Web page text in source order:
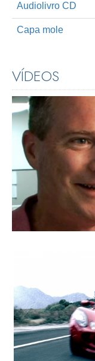
Audiolivro CD
Capa mole
VÍDEOS